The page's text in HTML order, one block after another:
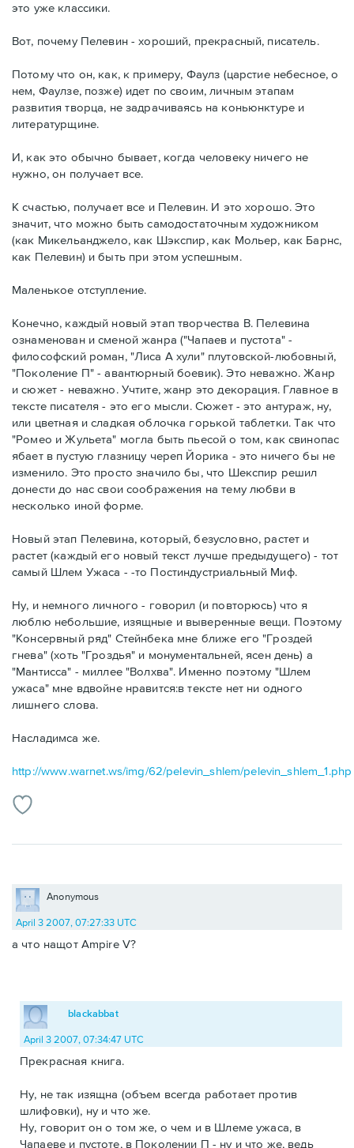
это уже классики.
Вот, почему Пелевин - хороший, прекрасный, писатель.
Потому что он, как, к примеру, Фаулз (царстие небесное, о
нем, Фаулзе, позже) идет по своим, личным этапам
развития творца, не задрачиваясь на коньюнктуре и
литературщине.
И, как это обычно бывает, когда человеку ничего не
нужно, он получает все.
К счастью, получает все и Пелевин. И это хорошо. Это
значит, что можно быть самодостаточным художником
(как Микельанджело, как Шэкспир, как Мольер, как Барнс,
как Пелевин) и быть при этом успешным.
Маленькое отступление.
Конечно, каждый новый этап творчества В. Пелевина
ознаменован и сменой жанра ("Чапаев и пустота" -
философский роман, "Лиса А хули" плутовской-любовный,
"Поколение П" - авантюрный боевик). Это неважно. Жанр
и сюжет - неважно. Учтите, жанр это декорация. Главное в
тексте писателя - это его мысли. Сюжет - это антураж, ну,
или цветная и сладкая облочка горькой таблетки. Так что
"Ромео и Жульета" могла быть пьесой о том, как свинопас
ябает в пустую глазницу череп Йорика - это ничего бы не
изменило. Это просто значило бы, что Шекспир решил
донести до нас свои соображения на тему любви в
несколько иной форме.
Новый этап Пелевина, который, безусловно, растет и
растет (каждый его новый текст лучше предыдущего) - тот
самый Шлем Ужаса - -то Постиндустриальный Миф.
Ну, и немного личного - говорил (и повторюсь) что я
люблю небольшие, изящные и выверенные вещи. Поэтому
"Консервный ряд" Стейнбека мне ближе его "Гроздей
гнева" (хоть "Гроздья" и монументальней, ясен день) а
"Мантисса" - миллее "Волхва". Именно поэтому "Шлем
ужаса" мне вдвойне нравится:в тексте нет ни одного
лишнего слова.
Насладимса же.
http://www.warnet.ws/img/62/pelevin_shlem/pelevin_shlem_1.php
Anonymous
April 3 2007, 07:27:33 UTC
а что нащот Ampire V?
blackabbat
April 3 2007, 07:34:47 UTC
Прекрасная книга.
Ну, не так изящна (объем всегда работает против
шлифовки), ну и что же.
Ну, говорит он о том же, о чем и в Шлеме ужаса, в
Чапаеве и пустоте, в Поколении П - ну и что же, ведь